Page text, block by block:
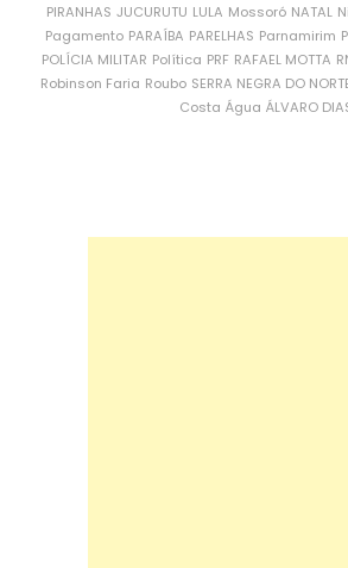
PIRANHAS JUCURUTU LULA Mossoró NATAL
Pagamento PARAÍBA PARELHAS Parnamirim
POLÍCIA MILITAR Política PRF RAFAEL MOTTA
Robinson Faria Roubo SERRA NEGRA DO
Costa Água ÁLVARO